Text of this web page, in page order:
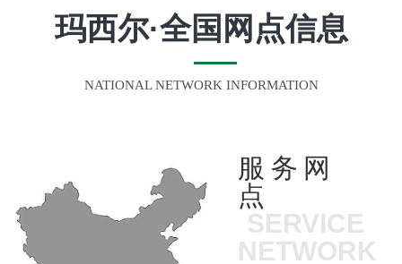
玛西尔·全国网点信息
NATIONAL NETWORK INFORMATION
服务网
点
SERVICE
NETWORK